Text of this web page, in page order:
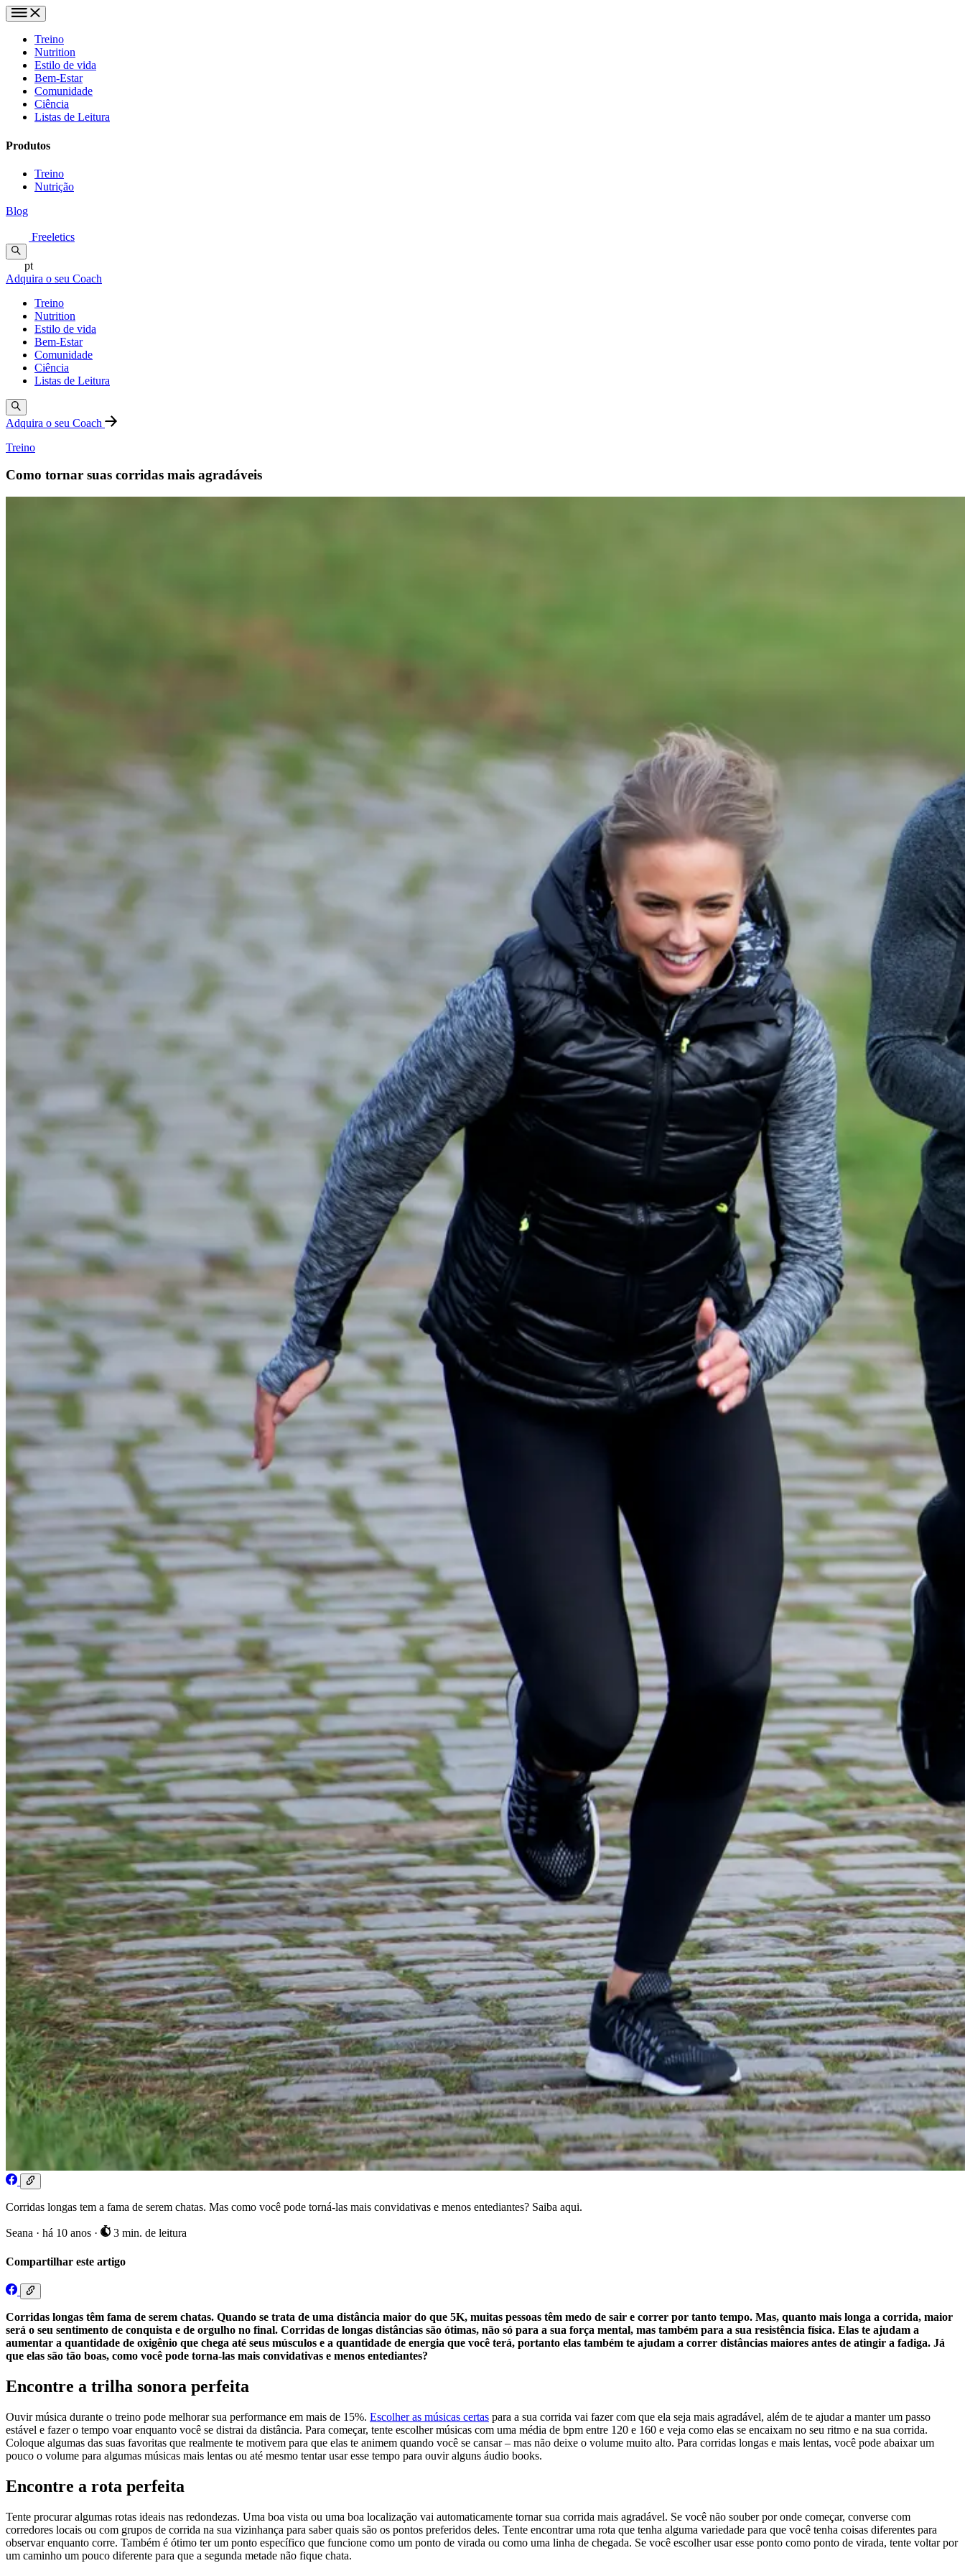
Treino
Nutrition
Estilo de vida
Bem-Estar
Comunidade
Ciência
Listas de Leitura
Produtos
Treino
Nutrição
Blog
Freeletics
pt
Adquira o seu Coach
Treino
Nutrition
Estilo de vida
Bem-Estar
Comunidade
Ciência
Listas de Leitura
Adquira o seu Coach
Treino
Como tornar suas corridas mais agradáveis
Corridas longas tem a fama de serem chatas. Mas como você pode torná-las mais convidativas e menos entediantes? Saiba aqui.
Seana · há 10 anos · 3 min. de leitura
Compartilhar este artigo
Corridas longas têm fama de serem chatas. Quando se trata de uma distância maior do que 5K, muitas pessoas têm medo de sair e correr por tanto tempo. Mas, quanto mais longa a corrida, maior
será o seu sentimento de conquista e de orgulho no final. Corridas de longas distâncias são ótimas, não só para a sua força mental, mas também para a sua resistência física. Elas te ajudam a
aumentar a quantidade de oxigênio que chega até seus músculos e a quantidade de energia que você terá, portanto elas também te ajudam a correr distâncias maiores antes de atingir a fadiga. Já
que elas são tão boas, como você pode torna-las mais convidativas e menos entediantes?
Encontre a trilha sonora perfeita
Ouvir música durante o treino pode melhorar sua performance em mais de 15%. Escolher as músicas certas para a sua corrida vai fazer com que ela seja mais agradável, além de te ajudar a manter um passo
estável e fazer o tempo voar enquanto você se distrai da distância. Para começar, tente escolher músicas com uma média de bpm entre 120 e 160 e veja como elas se encaixam no seu ritmo e na sua corrida.
Coloque algumas das suas favoritas que realmente te motivem para que elas te animem quando você se cansar – mas não deixe o volume muito alto. Para corridas longas e mais lentas, você pode abaixar um
pouco o volume para algumas músicas mais lentas ou até mesmo tentar usar esse tempo para ouvir alguns áudio books.
Encontre a rota perfeita
Tente procurar algumas rotas ideais nas redondezas. Uma boa vista ou uma boa localização vai automaticamente tornar sua corrida mais agradável. Se você não souber por onde começar, converse com
corredores locais ou com grupos de corrida na sua vizinhança para saber quais são os pontos preferidos deles. Tente encontrar uma rota que tenha alguma variedade para que você tenha coisas diferentes para
observar enquanto corre. Também é ótimo ter um ponto específico que funcione como um ponto de virada ou como uma linha de chegada. Se você escolher usar esse ponto como ponto de virada, tente voltar por
um caminho um pouco diferente para que a segunda metade não fique chata.